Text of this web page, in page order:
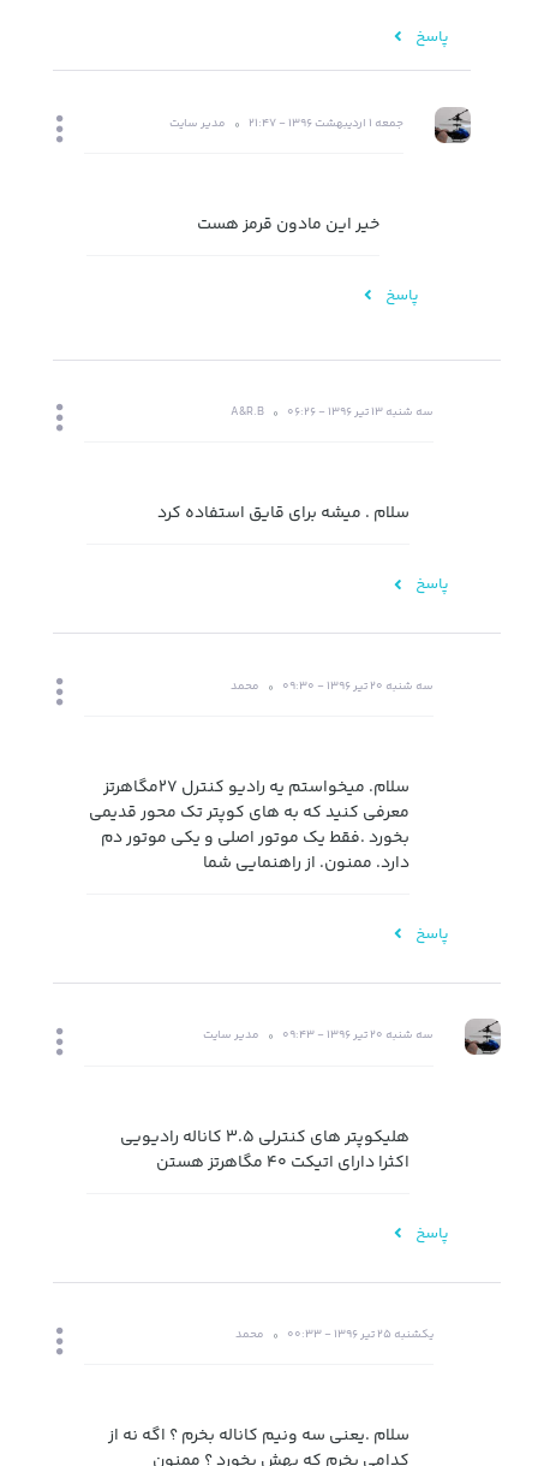
پاسخ
جمعه 1 اردیبهشت 1396 - 21:47 مدیر سایت
خیر این مادون قرمز هست
پاسخ
سه شنبه 13 تیر 1396 - 06:26 A&R.B
سلام . میشه برای قایق استفاده کرد
پاسخ
سه شنبه 20 تیر 1396 - 09:30 محمد
سلام. میخواستم یه رادیو کنترل ۲۷مگاهرتز
معرفی کنید که به های کوپتر تک محور قدیمی
بخورد .فقط یک موتور اصلی و یکی موتور دم
دارد. ممنون. از راهنمایی شما
پاسخ
سه شنبه 20 تیر 1396 - 09:43 مدیر سایت
هلیکوپتر های کنترلی 3.5 کاناله رادیویی
اکثرا دارای اتیکت 40 مگاهرتز هستن
پاسخ
یکشنبه 25 تیر 1396 - 00:33 محمد
سلام .یعنی سه ونیم کاناله بخرم ؟ اگه نه از